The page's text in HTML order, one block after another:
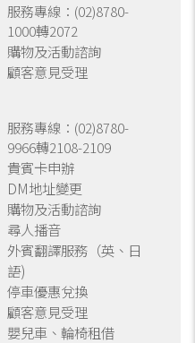
服務專線： (02)8780-
1000轉2072
購物及活動諮詢
顧客意見受理
服務專線： (02)8780-
9966轉2108-2109
貴賓卡申辦
DM地址變更
購物及活動諮詢
尋人播音
外賓翻譯服務（英、日
語)
停車優惠兌換
顧客意見受理
嬰兒車、輪椅租借